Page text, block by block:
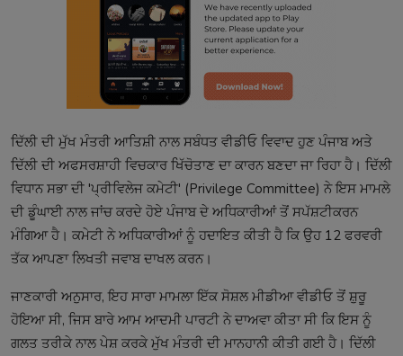
ਦਿੱਲੀ ਦੀ ਮੁੱਖ ਮੰਤਰੀ ਆਤਿਸ਼ੀ ਨਾਲ ਸਬੰਧਤ ਵੀਡੀਓ ਵਿਵਾਦ ਹੁਣ ਪੰਜਾਬ ਅਤੇ
ਦਿੱਲੀ ਦੀ ਅਫਸਰਸ਼ਾਹੀ ਵਿਚਕਾਰ ਖਿੱਚੋਤਾਣ ਦਾ ਕਾਰਨ ਬਣਦਾ ਜਾ ਰਿਹਾ ਹੈ। ਦਿੱਲੀ
ਵਿਧਾਨ ਸਭਾ ਦੀ 'ਪ੍ਰੀਵਿਲੇਜ ਕਮੇਟੀ' (Privilege Committee) ਨੇ ਇਸ ਮਾਮਲੇ
ਦੀ ਡੂੰਘਾਈ ਨਾਲ ਜਾਂਚ ਕਰਦੇ ਹੋਏ ਪੰਜਾਬ ਦੇ ਅਧਿਕਾਰੀਆਂ ਤੋਂ ਸਪੱਸ਼ਟੀਕਰਨ
ਮੰਗਿਆ ਹੈ। ਕਮੇਟੀ ਨੇ ਅਧਿਕਾਰੀਆਂ ਨੂੰ ਹਦਾਇਤ ਕੀਤੀ ਹੈ ਕਿ ਉਹ 12 ਫਰਵਰੀ
ਤੱਕ ਆਪਣਾ ਲਿਖਤੀ ਜਵਾਬ ਦਾਖਲ ਕਰਨ।
ਜਾਣਕਾਰੀ ਅਨੁਸਾਰ, ਇਹ ਸਾਰਾ ਮਾਮਲਾ ਇੱਕ ਸੋਸ਼ਲ ਮੀਡੀਆ ਵੀਡੀਓ ਤੋਂ ਸ਼ੁਰੂ
ਹੋਇਆ ਸੀ, ਜਿਸ ਬਾਰੇ ਆਮ ਆਦਮੀ ਪਾਰਟੀ ਨੇ ਦਾਅਵਾ ਕੀਤਾ ਸੀ ਕਿ ਇਸ ਨੂੰ
ਗਲਤ ਤਰੀਕੇ ਨਾਲ ਪੇਸ਼ ਕਰਕੇ ਮੁੱਖ ਮੰਤਰੀ ਦੀ ਮਾਨਹਾਨੀ ਕੀਤੀ ਗਈ ਹੈ। ਦਿੱਲੀ